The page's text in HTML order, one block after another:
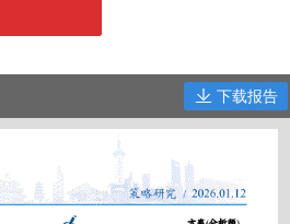
下载报告